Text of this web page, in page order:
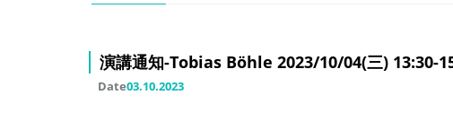
演講通知-Tobias Böhle 2023/10/04(三) 13:30-
Date03.10.2023